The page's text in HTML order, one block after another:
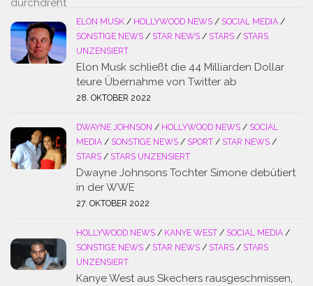
ELON MUSK / HOLLYWOOD NEWS / SOCIAL MEDIA /
SONSTIGE NEWS / STAR NEWS / STARS / STARS
UNZENSIERT
Elon Musk schließt die 44 Milliarden Dollar
teure Übernahme von Twitter ab
28. OKTOBER 2022
DWAYNE JOHNSON / HOLLYWOOD NEWS / SOCIAL
MEDIA / SONSTIGE NEWS / SPORT / STAR NEWS /
STARS / STARS UNZENSIERT
Dwayne Johnsons Tochter Simone debütiert
in der WWE
27. OKTOBER 2022
HOLLYWOOD NEWS / KANYE WEST / SOCIAL MEDIA /
SONSTIGE NEWS / STAR NEWS / STARS / STARS
UNZENSIERT
Kanye West aus Skechers rausgeschmissen,